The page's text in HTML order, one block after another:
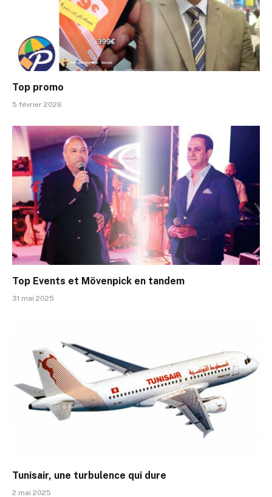
Top promo
5 février 2026
Top Events et Mövenpick en tandem
31 mai 2025
Tunisair, une turbulence qui dure
2 mai 2025